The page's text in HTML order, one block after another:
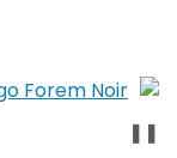
❚❚